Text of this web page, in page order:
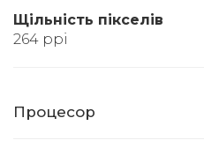
Щільність пікселів
264 ppi
Процесор